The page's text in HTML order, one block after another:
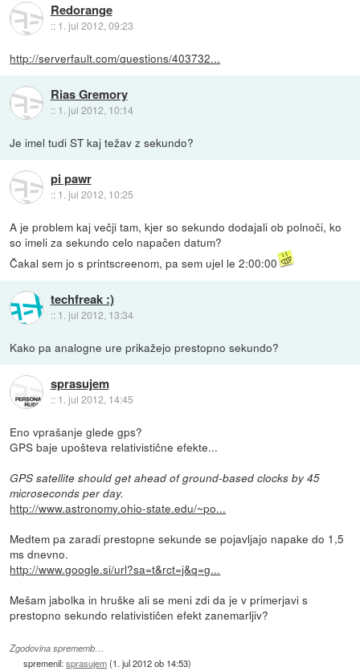
Redorange
:: 1. jul 2012, 09:23
http://serverfault.com/questions/403732...
Rias Gremory
:: 1. jul 2012, 10:14
Je imel tudi ST kaj težav z sekundo?
pi pawr
:: 1. jul 2012, 10:25
A je problem kaj večji tam, kjer so sekundo dodajali ob polnoči, ko
so imeli za sekundo celo napačen datum?
Čakal sem jo s printscreenom, pa sem ujel le 2:00:00
techfreak :)
:: 1. jul 2012, 13:34
Kako pa analogne ure prikažejo prestopno sekundo?
sprasujem
:: 1. jul 2012, 14:45
Eno vprašanje glede gps?
GPS baje upošteva relativistične efekte...
GPS satellite should get ahead of ground-based clocks by 45
microseconds per day.
http://www.astronomy.ohio-state.edu/~po...
Medtem pa zaradi prestopne sekunde se pojavljajo napake do 1,5
ms dnevno.
http://www.google.si/url?sa=t&rct=j&q=g...
Mešam jabolka in hruške ali se meni zdi da je v primerjavi s
prestopno sekundo relativističen efekt zanemarljiv?
Zgodovina sprememb…
spremenil:sprasujem(1. jul 2012 ob 14:53)